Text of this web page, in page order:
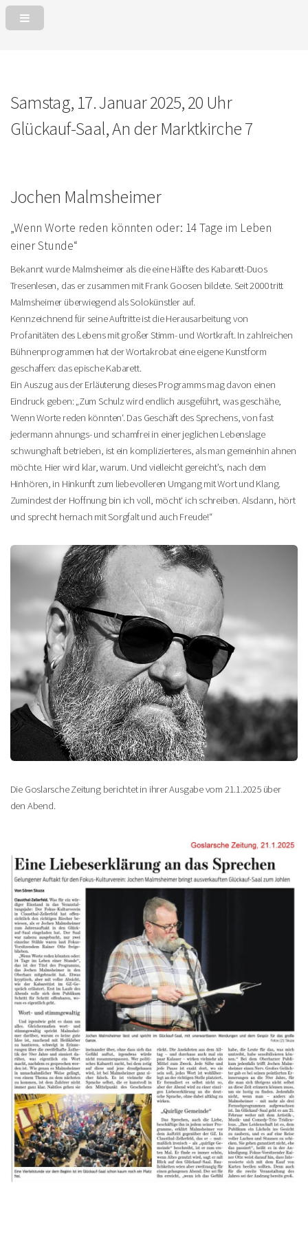
Samstag, 17. Januar 2025, 20 Uhr
Glückauf-Saal, An der Marktkirche 7
Jochen Malmsheimer
„Wenn Worte reden könnten oder: 14 Tage im Leben
einer Stunde“
Bekannt wurde Malmsheimer als die eine Hälfte des Kabarett-Duos
Tresenlesen, das er zusammen mit Frank Goosen bildete. Seit 2000 tritt
Malmsheimer überwiegend als Solokünstler auf.
Kennzeichnend für seine Auftritte ist die Herausarbeitung von
Profanitäten des Lebens mit großer Stimm- und Wortkraft. In zahlreichen
Bühnenprogrammen hat der Wortakrobat eine eigene Kunstform
geschaffen: das epische Kabarett.
Ein Auszug aus der Erläuterung dieses Programms mag davon einen
Eindruck geben: „Zum Schulz wird endlich ausgeführt, was geschähe,
‘Wenn Worte reden könnten‘. Das Geschäft des Sprechens, von fast
jedermann ahnungs- und schamfrei in einer jeglichen Lebenslage
schwunghaft betrieben, ist ein komplizierteres, als man gemeinhin ahnen
möchte. Hier wird klar, warum. Und vielleicht gereicht’s, nach dem
Hinhören, in Hinkunft zum liebevolleren Umgang mit Wort und Klang.
Zumindest der Hoffnung bin ich voll, möcht‘ ich schreiben. Alsdann, hört
und sprecht hernach mit Sorgfalt und auch Freude!“
Die Goslarsche Zeitung berichtet in ihrer Ausgabe vom 21.1.2025 über
den Abend.